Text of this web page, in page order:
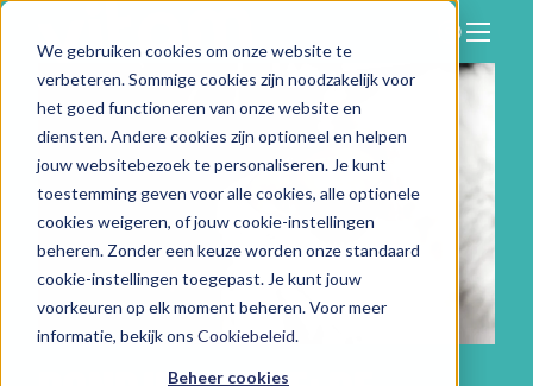
We gebruiken cookies om onze website te
verbeteren. Sommige cookies zijn noodzakelijk voor
het goed functioneren van onze website en
diensten. Andere cookies zijn optioneel en helpen
jouw websitebezoek te personaliseren. Je kunt
toestemming geven voor alle cookies, alle optionele
cookies weigeren, of jouw cookie-instellingen
beheren. Zonder een keuze worden onze standaard
cookie-instellingen toegepast. Je kunt jouw
voorkeuren op elk moment beheren. Voor meer
informatie, bekijk ons Cookiebeleid.
Beheer cookies
Hier vind je ons
Onze aanpak
Over Vitam
Nieuws
Contact
Werken bij
Zoeken